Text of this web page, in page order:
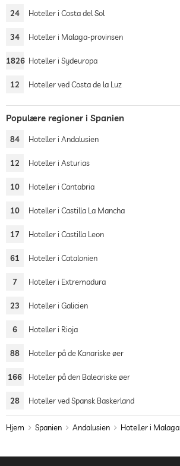
24 Hoteller i Costa del Sol
34 Hoteller i Malaga-provinsen
1826 Hoteller i Sydeuropa
12 Hoteller ved Costa de la Luz
Populære regioner i Spanien
84 Hoteller i Andalusien
12 Hoteller i Asturias
10 Hoteller i Cantabria
10 Hoteller i Castilla La Mancha
17 Hoteller i Castilla Leon
61 Hoteller i Catalonien
7 Hoteller i Extremadura
23 Hoteller i Galicien
6 Hoteller i Rioja
88 Hoteller på de Kanariske øer
166 Hoteller på den Baleariske øer
28 Hoteller ved Spansk Baskerland
Hjem Spanien Andalusien Hoteller i Malaga